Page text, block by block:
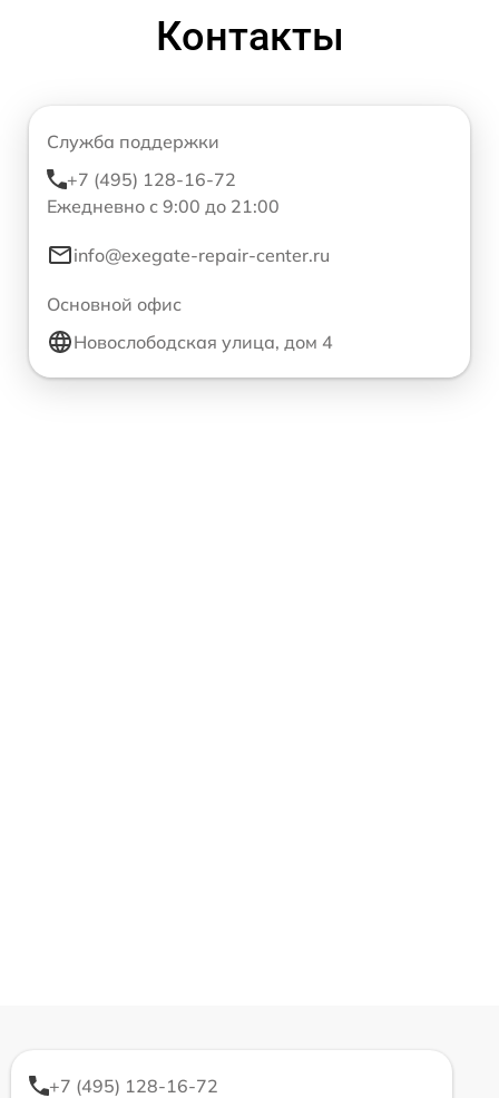
Контакты
Служба поддержки
+7 (495) 128-16-72
Ежедневно с 9:00 до 21:00
info@exegate-repair-center.ru
Основной офис
Новослободская улица, дом 4
+7 (495) 128-16-72